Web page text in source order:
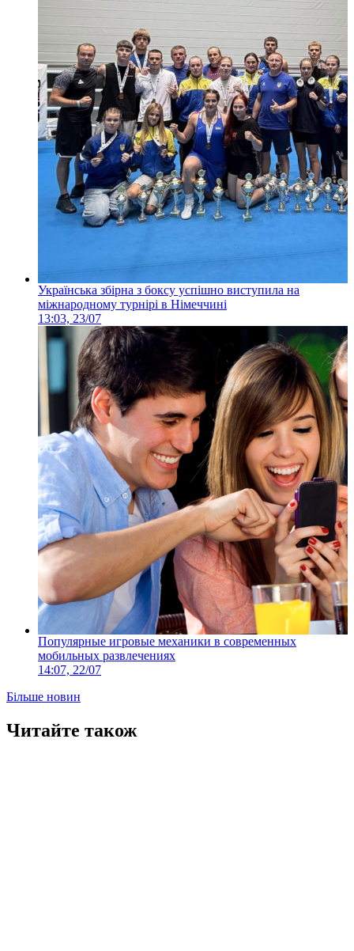
Українська збірна з боксу успішно виступила на
міжнародному турнірі в Німеччині
13:03, 23/07
Популярные игровые механики в современных
мобильных развлечениях
14:07, 22/07
Більше новин
Читайте також